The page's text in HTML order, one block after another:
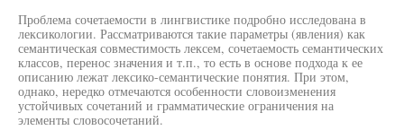
Проблема сочетаемости в лингвистике подробно исследована в
лексикологии. Рассматриваются такие параметры (явления) как
семантическая совместимость лексем, сочетаемость семантических
классов, перенос значения и т.п., то есть в основе подхода к ее
описанию лежат лексико-семантические понятия. При этом,
однако, нередко отмечаются особенности словоизменения
устойчивых сочетаний и грамматические ограничения на
элементы словосочетаний.